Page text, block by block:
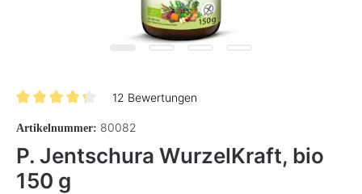
12 Bewertungen
Artikelnummer: 80082
P. Jentschura WurzelKraft, bio
150 g